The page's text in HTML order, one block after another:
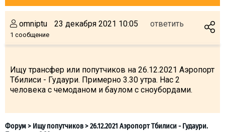
omniptu
1 сообщение
23 декабря 2021 10:05 ответить
Ищу трансфер или попутчиков на 26.12.2021 Аэропорт
Тбилиси - Гудаури. Примерно 3.30 утра. Нас 2
человека с чемоданом и баулом с сноубордами.
Инструкторы
Прокат
Ски-сервис
Развлечения
Календарь событий
Телеграм-канал
Гудаури
INFO